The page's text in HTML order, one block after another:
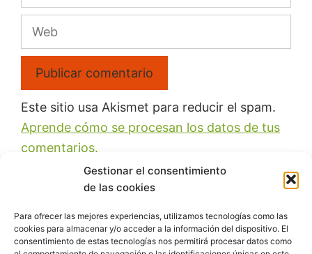
Gestionar el consentimiento
de las cookies
Para ofrecer las mejores experiencias, utilizamos tecnologías como las
cookies para almacenar y/o acceder a la información del dispositivo. El
consentimiento de estas tecnologías nos permitirá procesar datos como
Este sitio usa Akismet para reducir el spam.
Aprende cómo se procesan los datos de tus
comentarios.
Recibe las reflexiones semanales y los